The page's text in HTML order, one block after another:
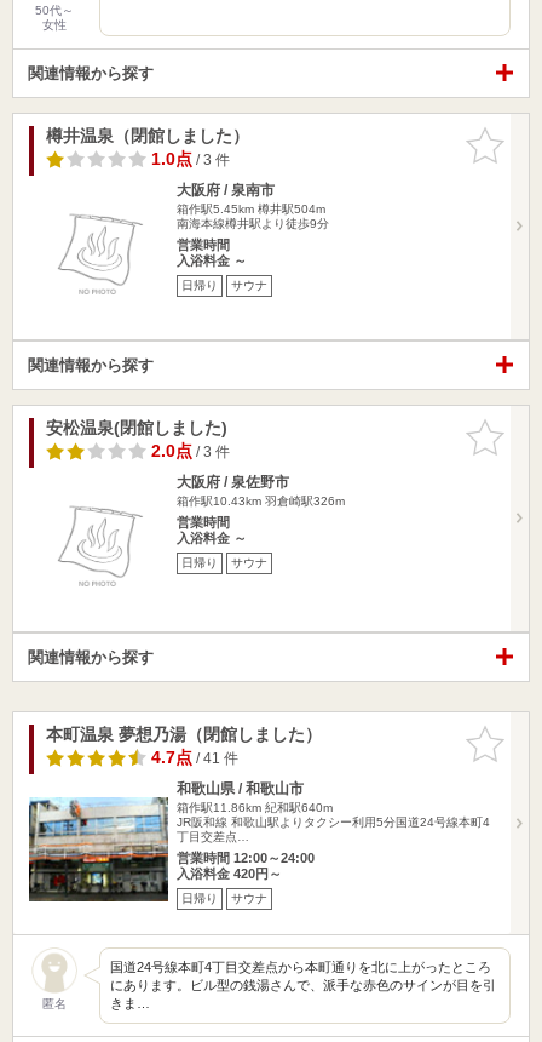
50代～
女性
関連情報から探す
お気に入
りに追加
樽井温泉（閉館しました）
1.0点/ 3 件
大阪府 / 泉南市
箱作駅5.45km 樽井駅504m
南海本線樽井駅より徒歩9分
営業時間
入浴料金 ～
日帰り サウナ
関連情報から探す
お気に入
りに追加
安松温泉(閉館しました)
2.0点/ 3 件
大阪府 / 泉佐野市
箱作駅10.43km 羽倉崎駅326m
営業時間
入浴料金 ～
日帰り サウナ
関連情報から探す
お気に入
りに追加
本町温泉 夢想乃湯（閉館しました）
4.7点/ 41 件
和歌山県 / 和歌山市
箱作駅11.86km 紀和駅640m
JR阪和線 和歌山駅よりタクシー利用5分国道24号線本町4
丁目交差点…
営業時間 12:00～24:00
入浴料金 420円～
日帰り サウナ
匿名
国道24号線本町4丁目交差点から本町通りを北に上がったところ
にあります。ビル型の銭湯さんで、派手な赤色のサインが目を引
きま…